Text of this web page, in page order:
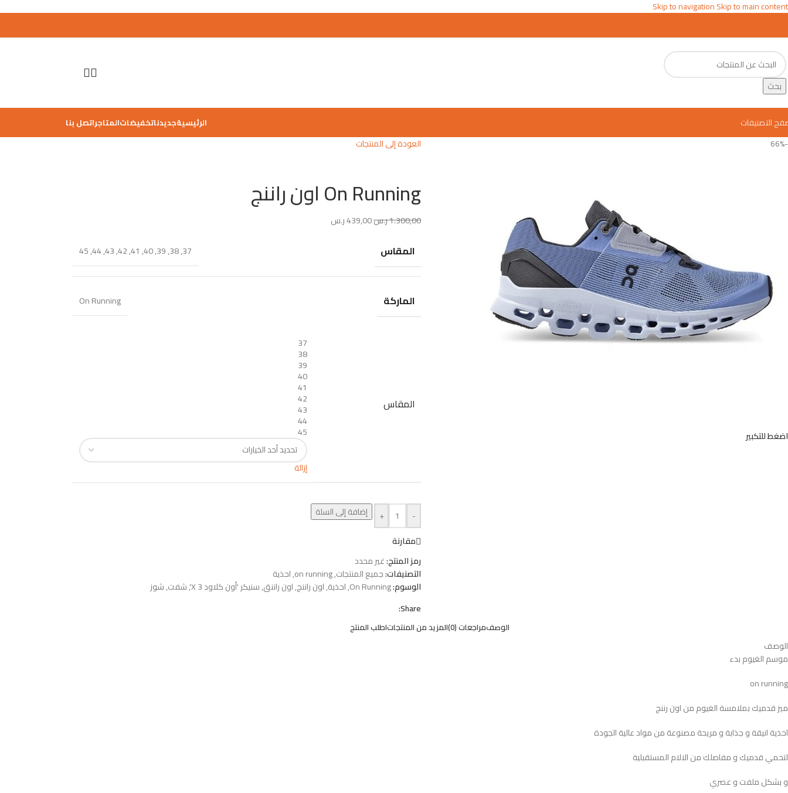
Skip to navigationSkip to main content
بحث
التصنيفات الرئيسيةجديدناتخفيضاتالمتاجراتصل بنا
-66%
اضغط للتكبير
العودة إلى المنتجات
On Running اون راننج
1.300,00ر.س439,00ر.س
المقاس 37
,
38
,
39
,
40
,
41
,
42
,
43
,
44
,
45
الماركة On Running
المقاس
37
38
39
40
41
42
43
44
45
إزالة
-
+
إضافة إلى السلة
مقارنة
رمز المنتج:غير محدد
التصنيفات:جميع المنتجات,
on running
,احذية
الوسوم:On Running
,احذية,اون راننج,اون راننق,سنيكر 'أون كلاود X 3' ,شفت,شوز
Share:
الوصفمراجعات (0) المزيد من المنتجاتاطلب المنتج
الوصف
موسم الغيوم بدء
on running
ميز قدميك بملامسة الغيوم من اون رننج
احذية انيقة و جذابة و مريحة مصنوعة من مواد عالية الجودة
لتحمي قدميك و مفاصلك من الالام المستقبلية
و بشكل ملفت و عصري